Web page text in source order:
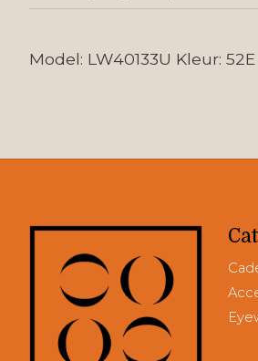
Model: LW40133U Kleur: